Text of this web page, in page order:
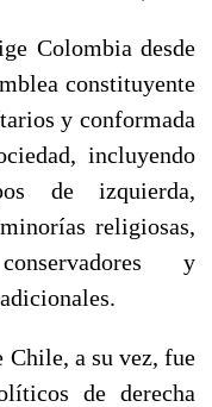
Colombia desde
constituyente
y conformada
incluyendo
de izquierda,
religiosas,
y
Chile, a su vez, fue
de derecha